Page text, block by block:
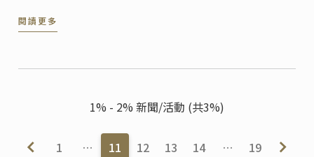
閱讀更多
1% - 2% 新聞/活動 (共3%)
1 … 11 12 13 14 … 19